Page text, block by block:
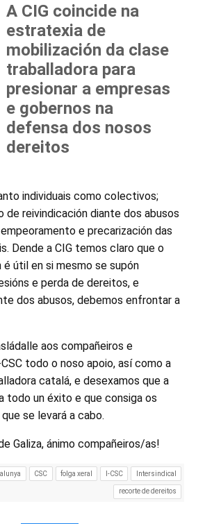
A CIG coincide na
estratexia de
mobilización da clase
traballadora para
presionar a empresas
e gobernos na
defensa dos nosos
dereitos
individuais como colectivos;
de reivindicación diante dos abusos
e precarización das
Dende a CIG temos claro que o
é útil en si mesmo se supón
e perda de dereitos, e
dos abusos, debemos enfrontar a
aos compañeiros e
todo o noso apoio, así como a
catalá, e desexamos que a
todo un éxito e que consiga os
se levará a cabo.
Galiza, ánimo compañeiros/as!
CSC folga xeral I-CSC Intersindical
recorte de dereitos